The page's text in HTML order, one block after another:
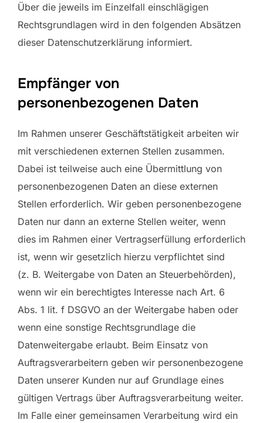
Über die jeweils im Einzelfall einschlägigen
Rechtsgrundlagen wird in den folgenden Absätzen
dieser Datenschutzerklärung informiert.
Empfänger von
personenbezogenen Daten
Im Rahmen unserer Geschäftstätigkeit arbeiten wir
mit verschiedenen externen Stellen zusammen.
Dabei ist teilweise auch eine Übermittlung von
personenbezogenen Daten an diese externen
Stellen erforderlich. Wir geben personenbezogene
Daten nur dann an externe Stellen weiter, wenn
dies im Rahmen einer Vertragserfüllung erforderlich
ist, wenn wir gesetzlich hierzu verpflichtet sind
(z. B. Weitergabe von Daten an Steuerbehörden),
wenn wir ein berechtigtes Interesse nach Art. 6
Abs. 1 lit. f DSGVO an der Weitergabe haben oder
wenn eine sonstige Rechtsgrundlage die
Datenweitergabe erlaubt. Beim Einsatz von
Auftragsverarbeitern geben wir personenbezogene
Daten unserer Kunden nur auf Grundlage eines
gültigen Vertrags über Auftragsverarbeitung weiter.
Im Falle einer gemeinsamen Verarbeitung wird ein